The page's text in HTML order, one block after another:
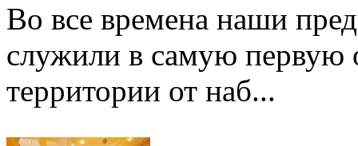
Во все времена наши
служили в самую первую
территории от наб...